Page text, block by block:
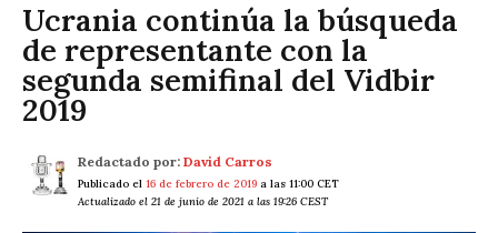
Ucrania continúa la búsqueda
de representante con la
segunda semifinal del Vidbir
2019
Redactado por: David Carros
Publicado el 16 de febrero de 2019 a las 11:00 CET
Actualizado el 21 de junio de 2021 a las 19:26 CEST